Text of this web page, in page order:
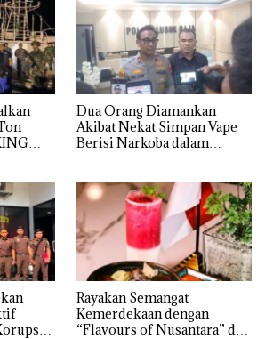
Dua Orang Diamankan
Akibat Nekat Simpan Vape
Berisi Narkoba dalam
Rayakan Semangat
Kemerdekaan dengan
“Flavours of Nusantara” di